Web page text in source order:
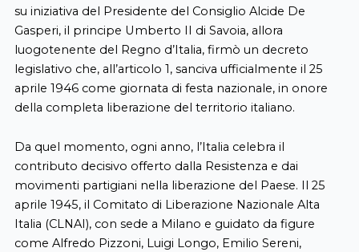
su iniziativa del Presidente del Consiglio Alcide De
Gasperi, il principe Umberto II di Savoia, allora
luogotenente del Regno d’Italia, firmò un decreto
legislativo che, all’articolo 1, sanciva ufficialmente il 25
aprile 1946 come giornata di festa nazionale, in onore
della completa liberazione del territorio italiano.
Da quel momento, ogni anno, l’Italia celebra il
contributo decisivo offerto dalla Resistenza e dai
movimenti partigiani nella liberazione del Paese. Il 25
aprile 1945, il Comitato di Liberazione Nazionale Alta
Italia (CLNAI), con sede a Milano e guidato da figure
come Alfredo Pizzoni, Luigi Longo, Emilio Sereni,